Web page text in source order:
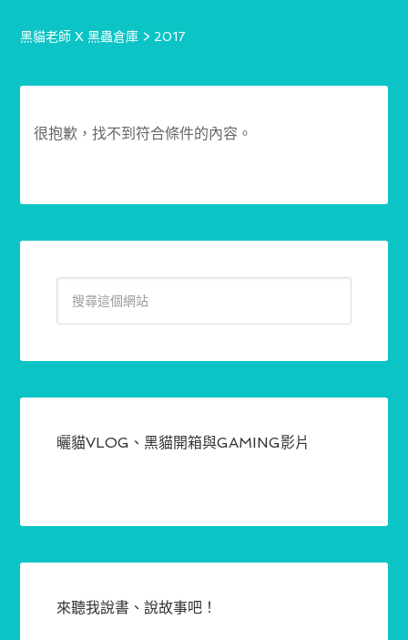
黑貓老師 X 黑蟲倉庫 > 2017
很抱歉，找不到符合條件的內容。
曬貓VLOG、黑貓開箱與GAMING影片
來聽我說書、說故事吧！